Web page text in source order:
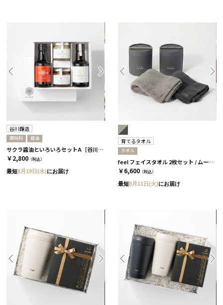
谷川醸造
調味料 醤油
サクラ醤油といろいろセットA［谷川醸造］
￥2,800 （税込）
最短8月19日(水)にお届け
育てるタオル
タオル
feel フェイスタオル 2枚セット / ムーングレージュ＆チャコール ［育てるタオル］
￥6,600 （税込）
最短8月11日(火)にお届け